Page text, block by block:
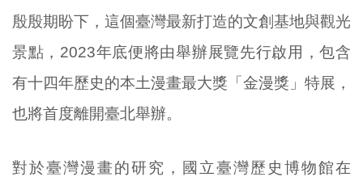
殷殷期盼下，這個臺灣最新打造的文創基地與觀光
景點，2023年底便將由舉辦展覽先行啟用，包含
有十四年歷史的本土漫畫最大獎「金漫獎」特展，
也將首度離開臺北舉辦。
對於臺灣漫畫的研究，國立臺灣歷史博物館在